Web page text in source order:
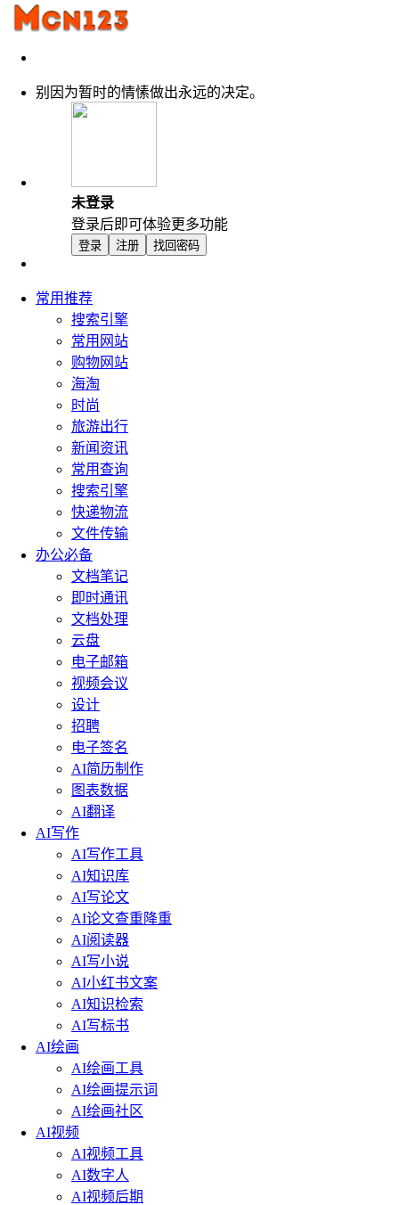
别因为暂时的情愫做出永远的决定。
未登录
登录后即可体验更多功能
登录 注册 找回密码
常用推荐
搜索引擎
常用网站
购物网站
海淘
时尚
旅游出行
新闻资讯
常用查询
搜索引擎
快递物流
文件传输
办公必备
文档笔记
即时通讯
文档处理
云盘
电子邮箱
视频会议
设计
招聘
电子签名
AI简历制作
图表数据
AI翻译
AI写作
AI写作工具
AI知识库
AI写论文
AI论文查重降重
AI阅读器
AI写小说
AI小红书文案
AI知识检索
AI写标书
AI绘画
AI绘画工具
AI绘画提示词
AI绘画社区
AI视频
AI视频工具
AI数字人
AI视频后期